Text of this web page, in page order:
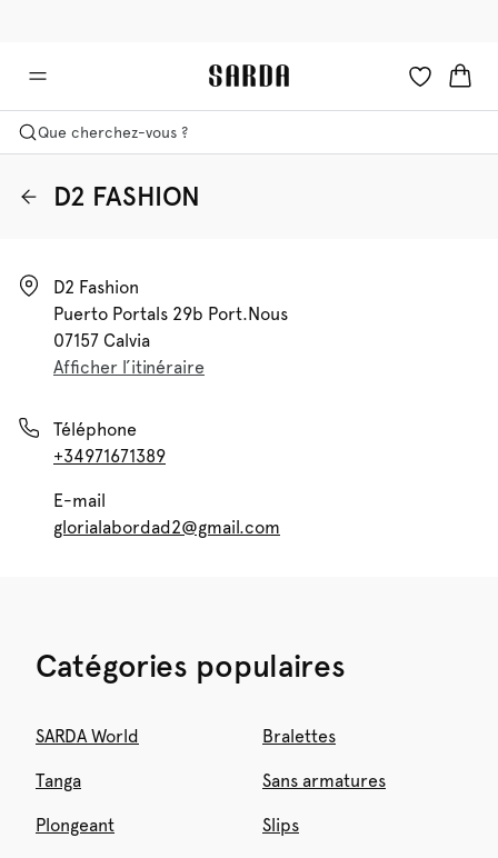
Que cherchez-vous ?
D2 FASHION
D2 Fashion
Puerto Portals 29b Port.nous
07157 Calvia
Afficher l’itinéraire
Téléphone
+34971671389
E-mail
glorialabordad2@gmail.com
Catégories populaires
SARDA World Bralettes
Tanga Sans armatures
Plongeant Slips